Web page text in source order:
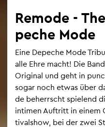
Re­mo­de -
pe­che Mode
Eine De­pe­che Mode
alle Ehre macht! Die
Ori­gi­nal und geht in
sogar noch etwas über
de be­herrscht spie­lend
in­ti­men Auf­tritt in einem
ti­val­show, bei der zwei